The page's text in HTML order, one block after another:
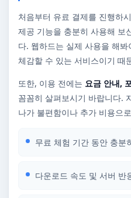
처음부터 유료 결제를 진행하
제공 기능을 충분히 사용해 보
다. 웹하드는 실제 사용을 해
체감할 수 있는 서비스이기 때
또한, 이용 전에는 요금 안내,
꼼꼼히 살펴보시기 바랍니다.
나가 불편함이나 추가 비용으
무료 체험 기간 동안 충분
다운로드 속도 및 서버 반